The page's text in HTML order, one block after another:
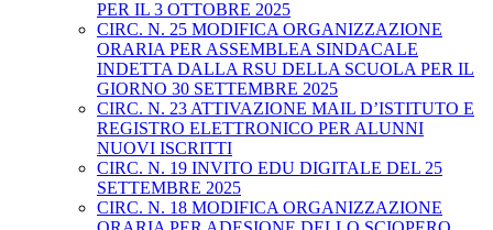
PER IL 3 OTTOBRE 2025
CIRC. N. 25 MODIFICA ORGANIZZAZIONE
ORARIA PER ASSEMBLEA SINDACALE
INDETTA DALLA RSU DELLA SCUOLA PER IL
GIORNO 30 SETTEMBRE 2025
CIRC. N. 23 ATTIVAZIONE MAIL D’ISTITUTO E
REGISTRO ELETTRONICO PER ALUNNI
NUOVI ISCRITTI
CIRC. N. 19 INVITO EDU DIGITALE DEL 25
SETTEMBRE 2025
CIRC. N. 18 MODIFICA ORGANIZZAZIONE